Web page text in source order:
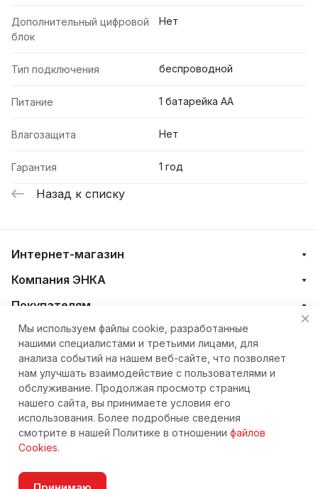
Дополнительный цифровой
блок
Нет
Тип подключения беспроводной
Питание 1 батарейка АА
Влагозащита Нет
Гарантия 1 год
Назад к списку
Интернет-магазин
Компания ЭНКА
Покупателям
+7 (4212) 23-33-33
eshop@nkteh.ru
© 2026 Интернет-магазин ЭНКА техника
Мы используем файлы cookie, разработанные
нашими специалистами и третьими лицами, для
анализа событий на нашем веб-сайте, что позволяет
нам улучшать взаимодействие с пользователями и
обслуживание. Продолжая просмотр страниц
нашего сайта, вы принимаете условия его
использования. Более подробные сведения
смотрите в нашей Политике в отношении файлов
Cookies.